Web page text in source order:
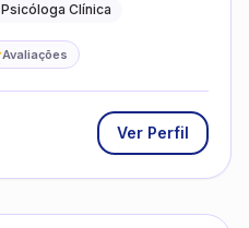
Psicóloga Clínica
Avaliações
Ver Perfil